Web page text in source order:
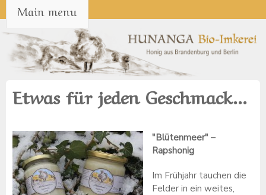
MAIN MENU
Main menu
Hunanga
Honig
Etwas für jeden Geschmack...
"Blütenmeer" –
Rapshonig
Im Frühjahr tauchen die
Felder in ein weites,